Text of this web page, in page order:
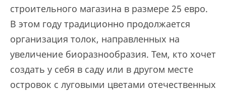
строительного магазина в размере 25 евро.
В этом году традиционно продолжается
организация толок, направленных на
увеличение биоразнообразия. Тем, кто хочет
создать у себя в саду или в другом месте
островок с луговыми цветами отечественных